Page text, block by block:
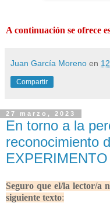
A continuación se ofrece
Juan García Moreno en
Compartir
27 marzo, 2023
En torno a la
reconocimiento
EXPERIMENTO
Seguro que el/la lector/a
siguiente texto: